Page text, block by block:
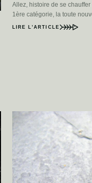
Allez, histoire de se
1ère catégorie, la toute
LIRE L’ARTICLE